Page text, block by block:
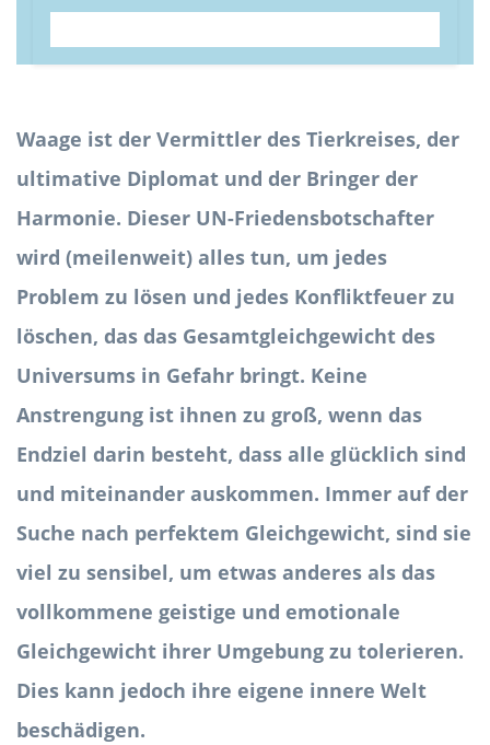
Waage ist der Vermittler des Tierkreises, der
ultimative Diplomat und der Bringer der
Harmonie. Dieser UN-Friedensbotschafter
wird (meilenweit) alles tun, um jedes
Problem zu lösen und jedes Konfliktfeuer zu
löschen, das das Gesamtgleichgewicht des
Universums in Gefahr bringt. Keine
Anstrengung ist ihnen zu groß, wenn das
Endziel darin besteht, dass alle glücklich sind
und miteinander auskommen. Immer auf der
Suche nach perfektem Gleichgewicht, sind sie
viel zu sensibel, um etwas anderes als das
vollkommene geistige und emotionale
Gleichgewicht ihrer Umgebung zu tolerieren.
Dies kann jedoch ihre eigene innere Welt
beschädigen.